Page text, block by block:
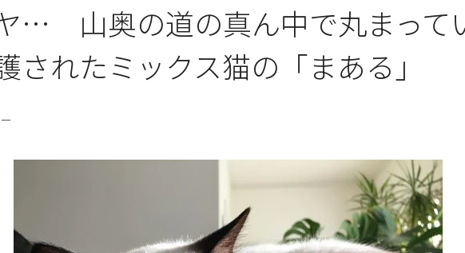
… 山奥の道の真ん中で丸まって
されたミックス猫の「まある」